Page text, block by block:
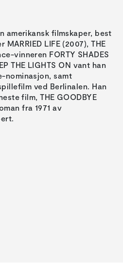
amerikansk filmskaper, best
LIFE (2007), THE
vinneren FORTY SHADES
THE LIGHTS ON vant han
nominasjon, samt
ved Berlinalen. Han
film, THE GOODBYE
fra 1971 av